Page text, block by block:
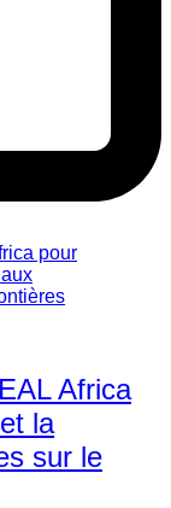
Africa
la
sur le